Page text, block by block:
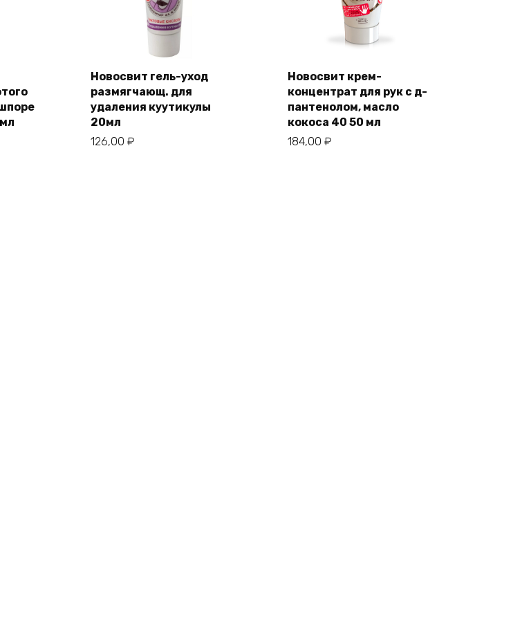
Новосвит гель-уход
размягчающ. для
удаления куутикулы
20мл
126,00 ₽
Новосвит крем-
концентрат для рук с д-
пантенолом, масло
кокоса 40 50 мл
184,00 ₽